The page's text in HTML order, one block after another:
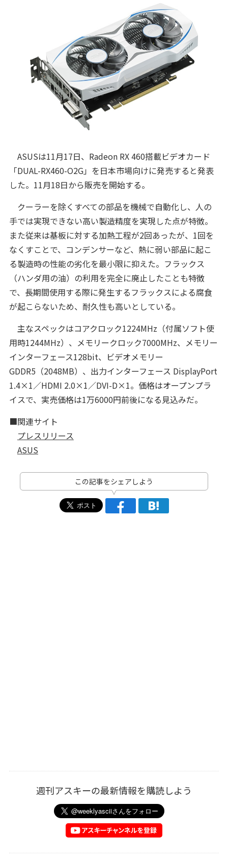
ASUSは11月17日、Radeon RX 460搭載ビデオカード
「DUAL-RX460-O2G」を日本市場向けに発売すると発表
した。11月18日から販売を開始する。
クーラーを除くすべての部品を機械で自動化し、人の
手では実現できない高い製造精度を実現した点が特徴。
また従来は基板に対する加熱工程が2回あったが、1回を
なくすことで、コンデンサーなど、熱に弱い部品に起こ
る製造時の性能の劣化を最小限に抑えた。フラックス
（ハンダ用の油）の利用を完全に廃止したことも特徴
で、長期間使用する際に発生するフラックスによる腐食
が起こらないため、耐久性も高いとしている。
主なスペックはコアクロック1224MHz（付属ソフト使
用時1244MHz）、メモリークロック7000MHz、メモリー
インターフェース128bit、ビデオメモリー
GDDR5（2048MB）、出力インターフェース DisplayPort
1.4×1／HDMI 2.0×1／DVI-D×1。価格はオープンプラ
イスで、実売価格は1万6000円前後になる見込みだ。
■関連サイト
プレスリリース
ASUS
この記事をシェアしよう
週刊アスキーの最新情報を購読しよう